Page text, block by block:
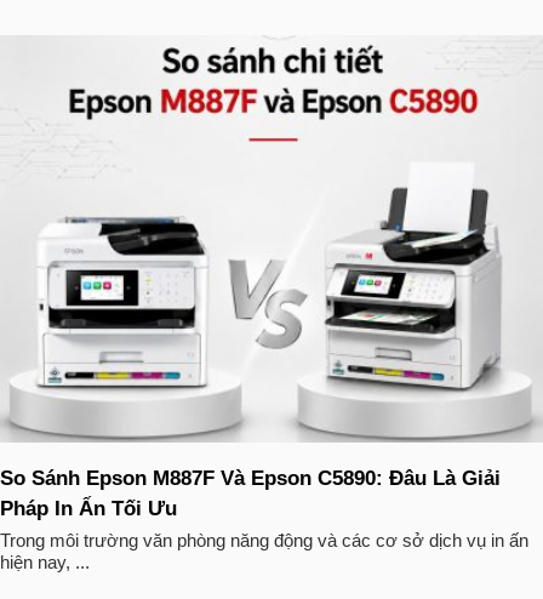
So Sánh Epson M887F Và Epson C5890: Đâu Là Giải
Pháp In Ấn Tối Ưu
Trong môi trường văn phòng năng động và các cơ sở dịch vụ in ấn
hiện nay, ...